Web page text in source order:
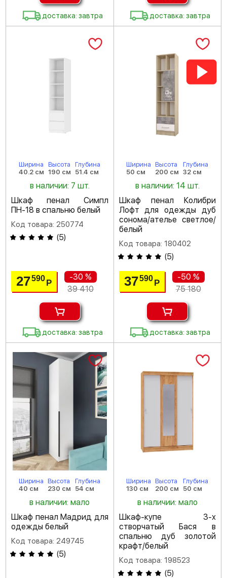
доставка: завтра доставка: завтра
Ширина
40.2 см
Высота
190 см
Глубина
51.4 см
в наличии: 7 шт.
Шкаф пенал Симпл
ПН-18 в спальню белый
Код товара: 250774
(5)
27590 Р
-30 %
39 410
доставка: завтра
Ширина
50 см
Высота
200 см
Глубина
32 см
в наличии: 14 шт.
Шкаф пенал Колибри
Лофт для одежды дуб
сонома/ателье светлое/
белый
Код товара: 180402
(5)
37590 Р
-50 %
75 180
доставка: завтра
Ширина
40 см
Высота
230 см
Глубина
54 см
в наличии: мало
Шкаф пенал Мадрид для
одежды белый
Код товара: 249745
(5)
Ширина
130 см
Высота
200 см
Глубина
50 см
в наличии: мало
Шкаф-купе 3-х
створчатый Бася в
спальню дуб золотой
крафт/белый
Код товара: 198523
(5)